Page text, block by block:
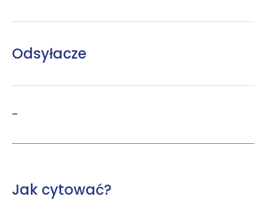
Odsyłacze
–
Jak cytować?